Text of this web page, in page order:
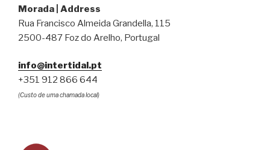
Morada | Address
Rua Francisco Almeida Grandella, 115
2500-487 Foz do Arelho, Portugal
info@intertidal.pt
+351 912 866 644
(Custo de uma chamada local)